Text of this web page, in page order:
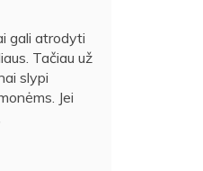
gali atrodyti
Tačiau už
slypi
Jei